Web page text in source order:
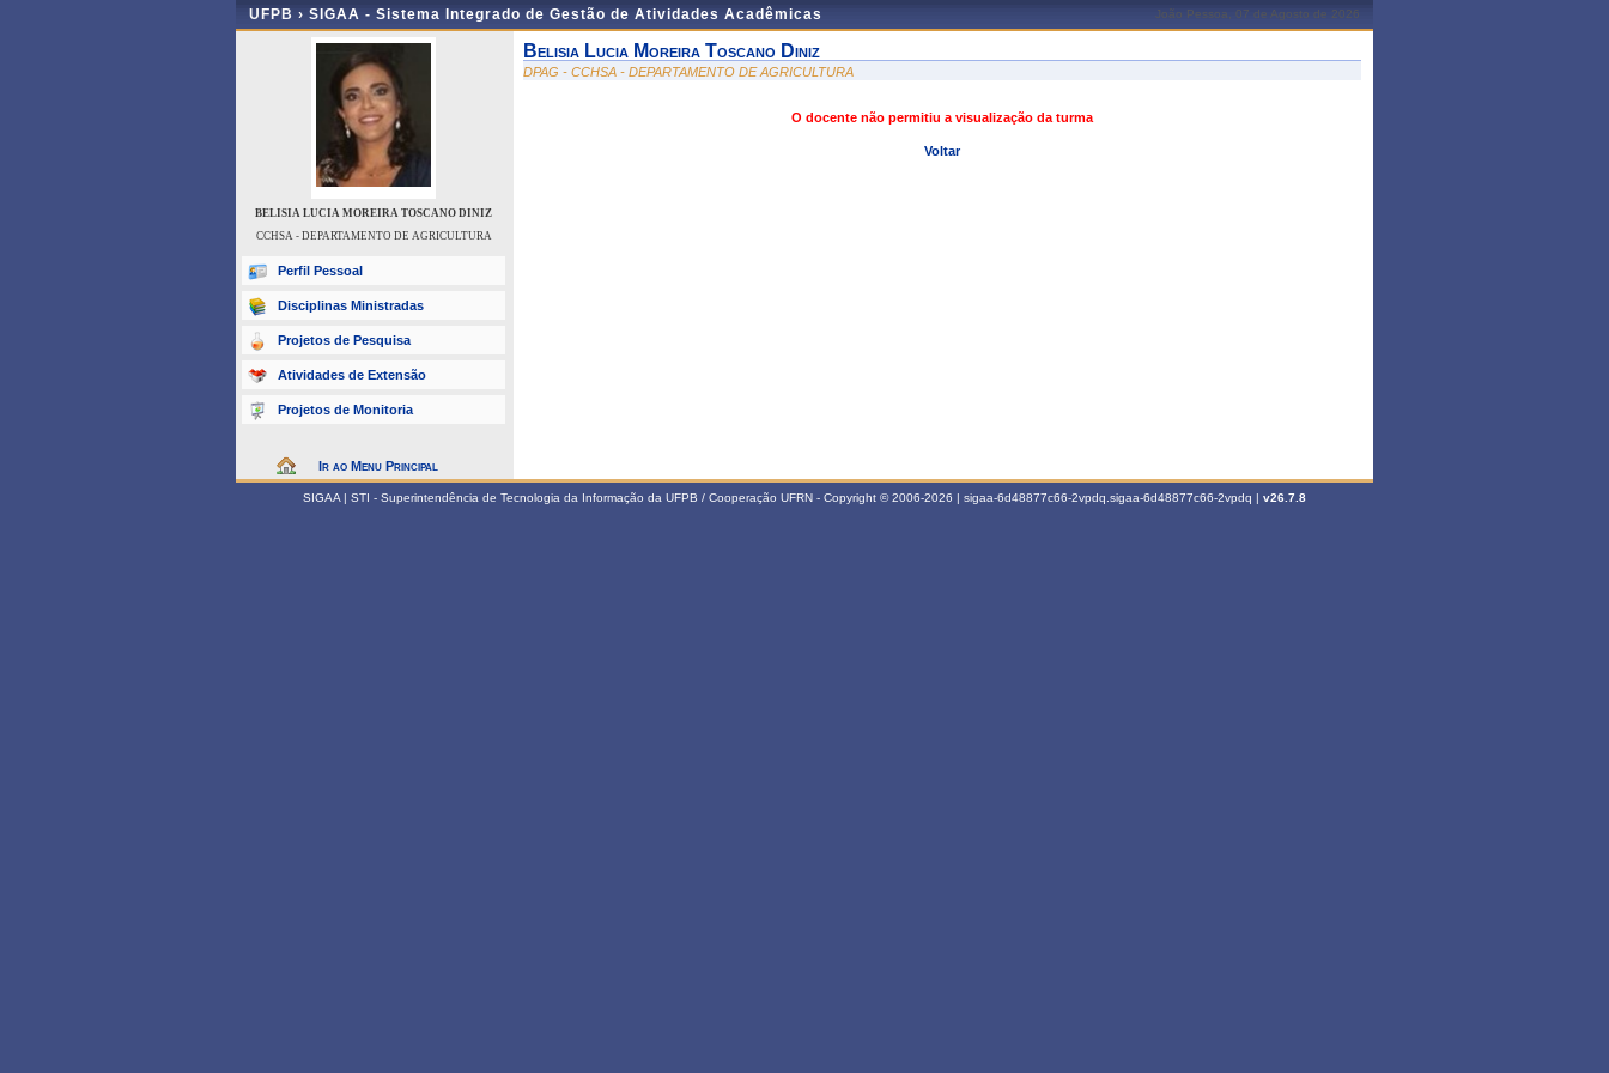
UFPB › SIGAA - Sistema Integrado de Gestão de Atividades Acadêmicas João Pessoa, 07 de Agosto de 2026
BELISIA LUCIA MOREIRA TOSCANO DINIZ
CCHSA - DEPARTAMENTO DE AGRICULTURA
Perfil Pessoal
Disciplinas Ministradas
Projetos de Pesquisa
Atividades de Extensão
Projetos de Monitoria
Ir ao Menu Principal
Belisia Lucia Moreira Toscano Diniz
DPAG - CCHSA - DEPARTAMENTO DE AGRICULTURA
O docente não permitiu a visualização da turma
Voltar
SIGAA | STI - Superintendência de Tecnologia da Informação da UFPB / Cooperação UFRN - Copyright © 2006-2026 | sigaa-6d48877c66-2vpdq.sigaa-6d48877c66-2vpdq | v26.7.8